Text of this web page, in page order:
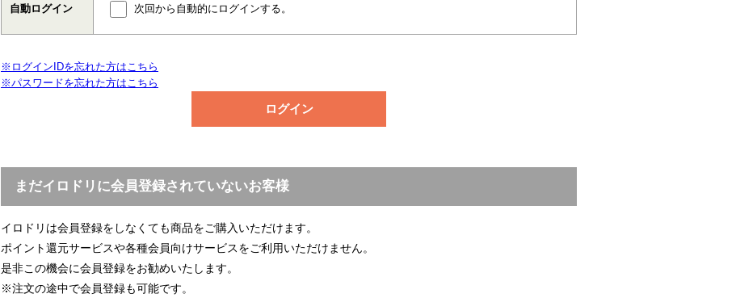
自動ログイン 次回から自動的にログインする。
※ログインIDを忘れた方はこちら
※パスワードを忘れた方はこちら
まだイロドリに会員登録されていないお客様
イロドリは会員登録をしなくても商品をご購入いただけます。
ポイント還元サービスや各種会員向けサービスをご利用いただけません。
是非この機会に会員登録をお勧めいたします。
※注文の途中で会員登録も可能です。